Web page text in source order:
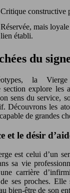
Critique constructive
Réservée, mais
lien établi.
du
la
section explore les
sens du service,
Découvrons les
de grandes
et le désir
est celui d’un
sa vie
carrière
ses proches.
bien-être de son